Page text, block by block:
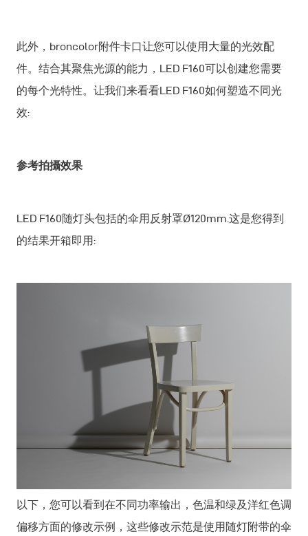
此外，broncolor附件卡口让您可以使用大量的光效配
件。结合其聚焦光源的能力，LED F160可以创建您需要
的每个光特性。让我们来看看LED F160如何塑造不同光
效:
参考拍攝效果
LED F160随灯头包括的伞用反射罩Ø120mm.这是您得到
的结果开箱即用:
以下，您可以看到在不同功率输出，色温和绿及洋红色调
偏移方面的修改示例，这些修改示范是使用随灯附带的伞